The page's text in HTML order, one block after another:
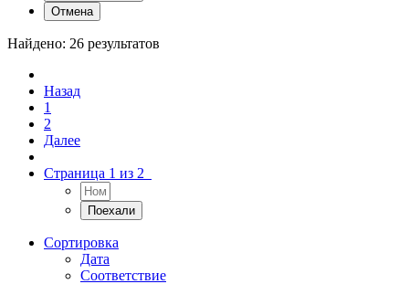
Отмена
Найдено: 26 результатов
Назад
1
2
Далее
Страница 1 из 2
Сортировка
Дата
Соответствие